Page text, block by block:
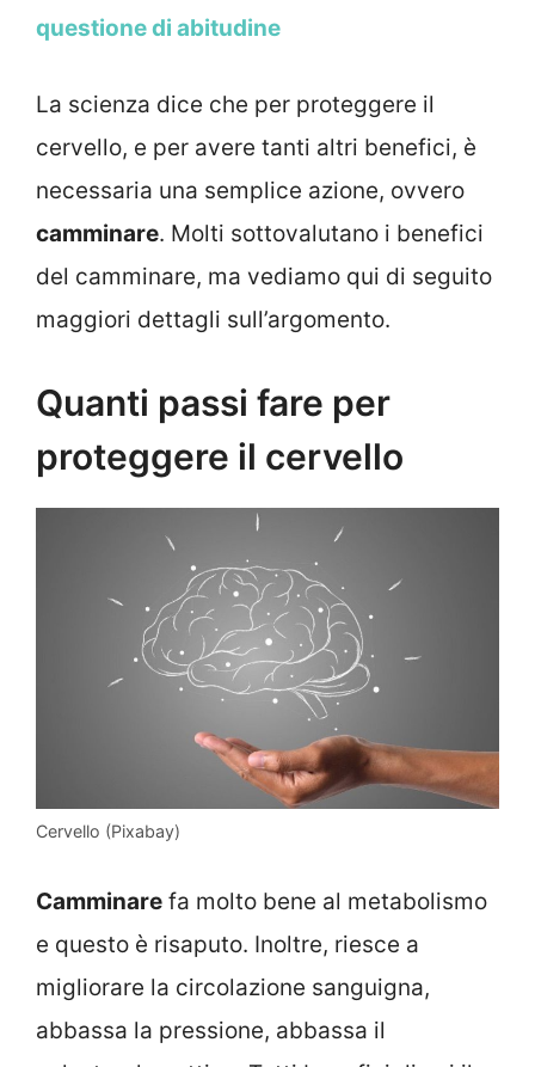
questione di abitudine
La scienza dice che per proteggere il
cervello, e per avere tanti altri benefici, è
necessaria una semplice azione, ovvero
camminare. Molti sottovalutano i benefici
del camminare, ma vediamo qui di seguito
maggiori dettagli sull’argomento.
Quanti passi fare per
proteggere il cervello
Cervello (Pixabay)
Camminare fa molto bene al metabolismo
e questo è risaputo. Inoltre, riesce a
migliorare la circolazione sanguigna,
abbassa la pressione, abbassa il